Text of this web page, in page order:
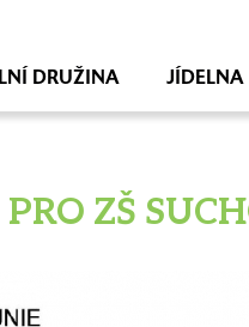
DRUŽINA JÍDELNA
ZŠ